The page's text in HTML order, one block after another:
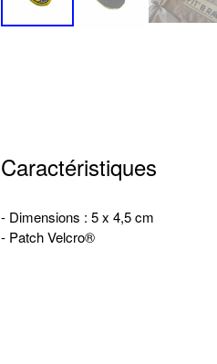
Caractéristiques
- Dimensions : 5 x 4,5 cm
- Patch Velcro®